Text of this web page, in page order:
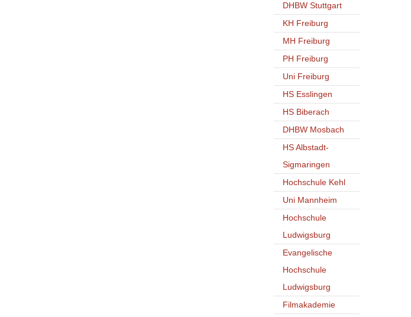
DHBW Stuttgart
KH Freiburg
MH Freiburg
PH Freiburg
Uni Freiburg
HS Esslingen
HS Biberach
DHBW Mosbach
HS Albstadt-
Sigmaringen
Hochschule Kehl
Uni Mannheim
Hochschule
Ludwigsburg
Evangelische
Hochschule
Ludwigsburg
Filmakademie